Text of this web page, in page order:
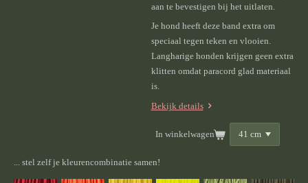
aan te bevestigen bij het uitlaten.
Je hond heeft deze band extra om
speciaal tegen teken en vlooien.
Langharige honden krijgen geen extra
klitten omdat paracord glad materiaal
is.
Bekijk details
In winkelwagen
... stel zelf je kleurencombinatie samen!